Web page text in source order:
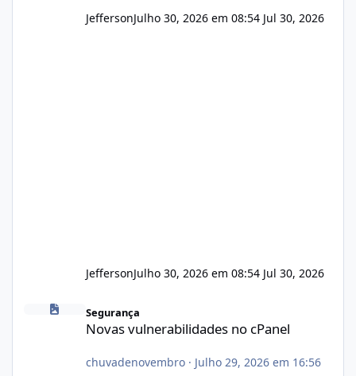
JeffersonJulho 30, 2026 em 08:54 Jul 30, 2026
JeffersonJulho 30, 2026 em 08:54 Jul 30, 2026
Novas vulnerabilidades no cPanel
Segurança
Novas vulnerabilidades no cPanel
chuvadenovembro· Julho 29, 2026 em 16:56